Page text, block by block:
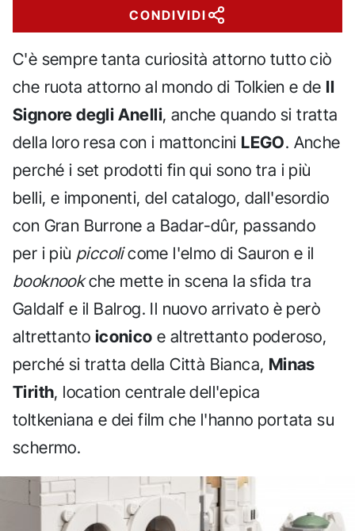
CONDIVIDI
C'è sempre tanta curiosità attorno tutto ciò
che ruota attorno al mondo di Tolkien e de Il
Signore degli Anelli, anche quando si tratta
della loro resa con i mattoncini LEGO. Anche
perché i set prodotti fin qui sono tra i più
belli, e imponenti, del catalogo, dall'esordio
con Gran Burrone a Badar-dûr, passando
per i più piccolicome l'elmo di Sauron e il
booknookche mette in scena la sfida tra
Galdalf e il Balrog. Il nuovo arrivato è però
altrettanto iconico e altrettanto poderoso,
perché si tratta della Città Bianca, Minas
Tirith, location centrale dell'epica
toltkeniana e dei film che l'hanno portata su
schermo.